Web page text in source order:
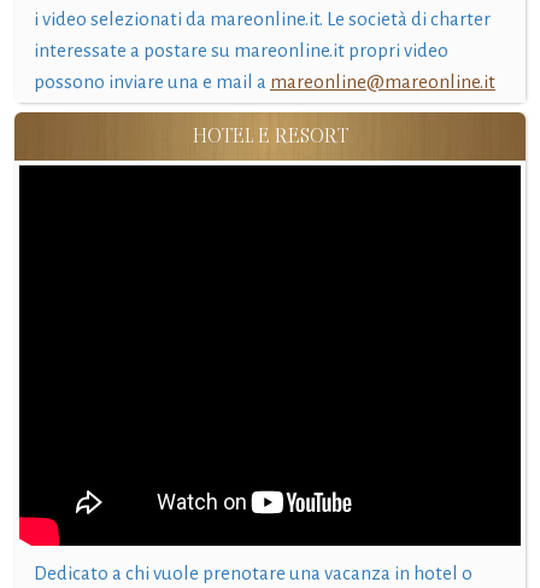
i video selezionati da mareonline.it. Le società di charter
interessate a postare su mareonline.it propri video
possono inviare una e mail a mareonline@mareonline.it
HOTEL E RESORT
Dedicato a chi vuole prenotare una vacanza in hotel o